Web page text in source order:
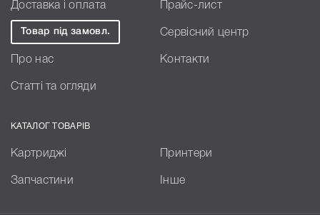
Доставка і оплата Прайс-лист
Товар під замовл. Сервісний центр
Про нас Контакти
Статті та огляди
КАТАЛОГ ТОВАРІВ
Картриджі Принтери
Запчастини Інше